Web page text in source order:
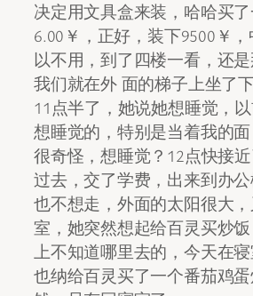
决定用文具盒来装，哈哈买了
6.00￥，正好，装下9500￥
以不用，到了四楼一看，还是
我们就在外 面的梯子上坐了
11点半了，她说她想睡觉，
想睡觉的，特别是当着我的
很奇怪，想睡觉？12点快接
过去，交了学费，出来到办
也不想走，外面的太阳很大
室，她突然想起给百灵买炒
上不知道哪里去的，今天在
也纳给百灵买了一个番茄鸡